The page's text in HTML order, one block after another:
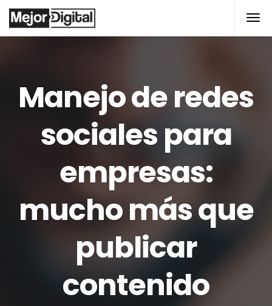
Manejo de redes
sociales para
empresas:
mucho más que
publicar
contenido